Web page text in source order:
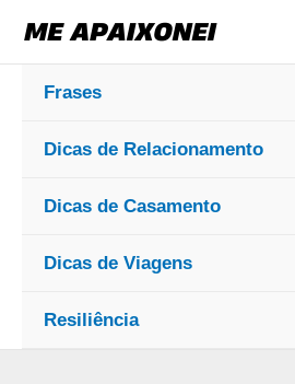
para
conteúdo
Frases
Dicas de Relacionamento
Dicas de Casamento
Dicas de Viagens
Resiliência